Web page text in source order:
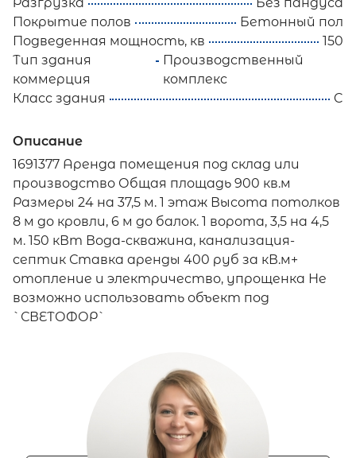
Покрытие полов
Бетонный пол
Подведенная мощность, кв
150
Тип здания
коммерция
Производственный
комплекс
Класс здания
C
Описание
1691377 Аренда помещения под склад или
производство Общая площадь 900 кв.м
Размеры 24 на 37,5 м. 1 этаж Высота потолков
8 м до кровли, 6 м до балок. 1 ворота, 3,5 на 4,5
м. 150 кВт Вода-скважина, канализация-
септик Ставка аренды 400 руб за кВ.м+
отопление и электричество, упрощенка Не
возможно использовать объект под
`СВЕТОФОР`